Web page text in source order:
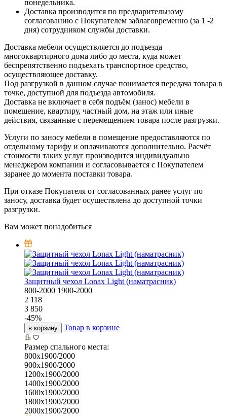
понедельника.
Доставка производится по предварительному
согласованию с Покупателем заблаговременно (за 1 -2
дня) сотрудником службы доставки.
Доставка мебели осуществляется до подъезда
многоквартирного дома либо до места, куда может
беспрепятственно подъехать транспортное средство,
осуществляющее доставку.
Под разгрузкой в данном случае понимается передача товара в
точке, доступной для подъезда автомобиля.
Доставка не включает в себя подъём (занос) мебели в
помещение, квартиру, частный дом, на этаж или иные
действия, связанные с перемещением товара после разгрузки.
Услуги по заносу мебели в помещение предоставляются по
отдельному тарифу и оплачиваются дополнительно. Расчёт
стоимости таких услуг производится индивидуально
менеджером компании и согласовывается с Покупателем
заранее до момента поставки товара.
При отказе Покупателя от согласованных ранее услуг по
заносу, доставка будет осуществлена до доступной точки
разгрузки.
Вам может понадобиться
Защитный чехол Lonax Light (наматрасник)
800-2000 1900-2000
2 118
3 850
-45%
в корзину Товар в корзине
Размер спального места:
800х1900/2000
900х1900/2000
1200х1900/2000
1400х1900/2000
1600х1900/2000
1800х1900/2000
2000х1900/2000